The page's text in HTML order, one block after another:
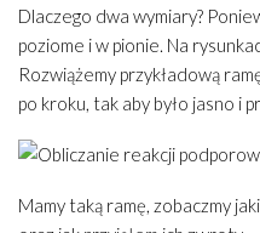
Dlaczego dwa wymiary?
poziome i w pionie. Na
Rozwiążemy przykładową
po kroku, tak aby było jasno i
Mamy taką ramę, zobaczmy